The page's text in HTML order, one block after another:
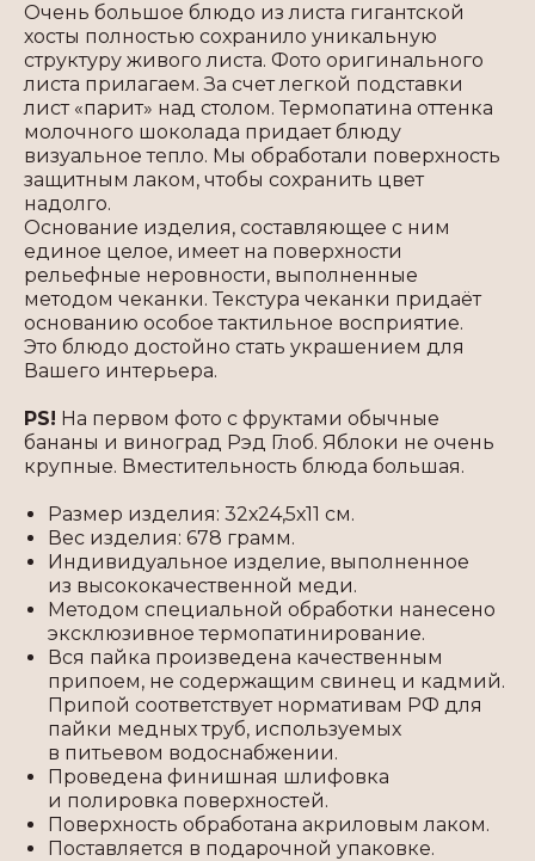
Очень большое блюдо из листа гигантской
хосты полностью сохранило уникальную
структуру живого листа. Фото оригинального
листа прилагаем. За счет легкой подставки
лист «парит» над столом. Термопатина оттенка
молочного шоколада придает блюду
визуальное тепло. Мы обработали поверхность
защитным лаком, чтобы сохранить цвет
надолго.
Основание изделия, составляющее с ним
единое целое, имеет на поверхности
рельефные неровности, выполненные
методом чеканки. Текстура чеканки придаёт
основанию особое тактильное восприятие.
Это блюдо достойно стать украшением для
Вашего интерьера.
PS! На первом фото с фруктами обычные
бананы и виноград Рэд Глоб. Яблоки не очень
крупные. Вместительность блюда большая.
Размер изделия: 32х24,5х11 см.
Вес изделия: 678 грамм.
Индивидуальное изделие, выполненное
из высококачественной меди.
Методом специальной обработки нанесено
эксклюзивное термопатинирование.
Вся пайка произведена качественным
припоем, не содержащим свинец и кадмий.
Припой соответствует нормативам РФ для
пайки медных труб, используемых
в питьевом водоснабжении.
Проведена финишная шлифовка
и полировка поверхностей.
Поверхность обработана акриловым лаком.
Поставляется в подарочной упаковке.